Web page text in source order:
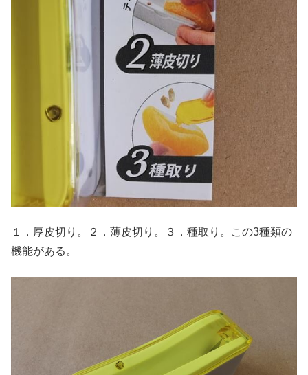
１．厚皮切り。２．薄皮切り。３．種取り。この3種類の
機能がある。